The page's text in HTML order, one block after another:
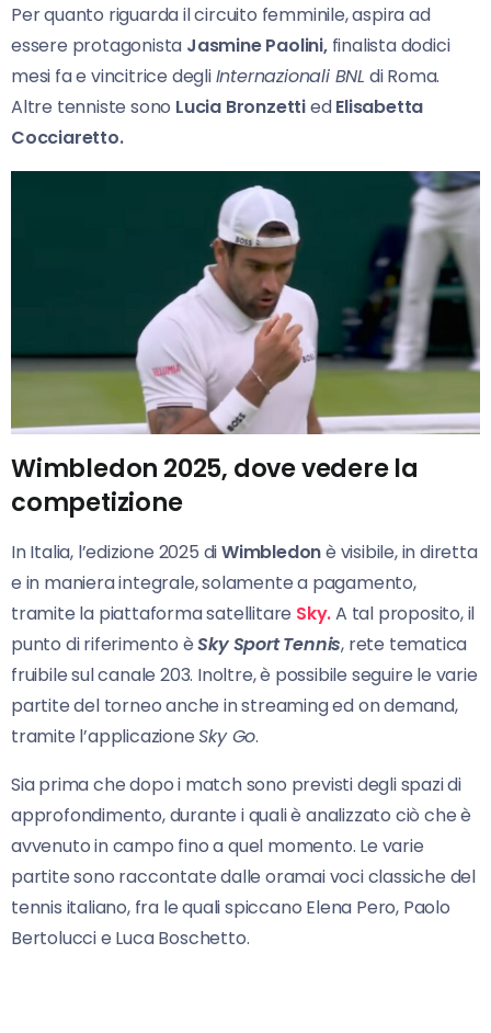
Per quanto riguarda il circuito femminile, aspira ad
essere protagonista Jasmine Paolini,finalista dodici
mesi fa e vincitrice degliInternazionali BNL di Roma.
Altre tenniste sono Lucia BronzettiedElisabetta
Cocciaretto.
Wimbledon 2025, dove vedere la
competizione
In Italia, l’edizione 2025 diWimbledonè visibile, in diretta
e in maniera integrale, solamente a pagamento,
tramite la piattaforma satellitare Sky.A tal proposito, il
punto di riferimento èSky Sport Tennis, rete tematica
fruibile sul canale 203. Inoltre, è possibile seguire le varie
partite del torneo anche in streaming ed on demand,
tramite l’applicazioneSky Go.
Sia prima che dopo i match sono previsti degli spazi di
approfondimento, durante i quali è analizzato ciò che è
avvenuto in campo fino a quel momento. Le varie
partite sono raccontate dalle oramai voci classiche del
tennis italiano, fra le quali spiccano Elena Pero, Paolo
Bertolucci e Luca Boschetto.